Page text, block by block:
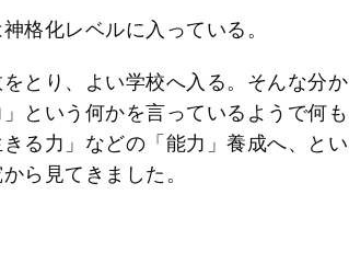
格化レベルに入っている。
とり、よい学校へ入る。そんな分か
という何かを言っているようで何も
る力」などの「能力」養成へ、とい
ら見てきました。